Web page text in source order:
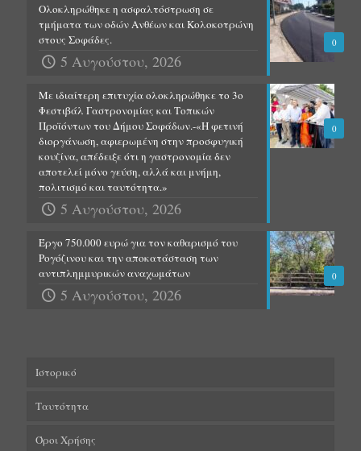
0
Ολοκληρώθηκε η ασφαλτόστρωση σε
τμήματα των οδών Ανθέων και Κολοκοτρώνη
στους Σοφάδες.
5 Αυγούστου, 2026
0
Με ιδιαίτερη επιτυχία ολοκληρώθηκε το 3ο
Φεστιβάλ Γαστρονομίας και Τοπικών
Προϊόντων του Δήμου Σοφάδων.-«Η φετινή
διοργάνωση, αφιερωμένη στην προσφυγική
κουζίνα, απέδειξε ότι η γαστρονομία δεν
αποτελεί μόνο γεύση, αλλά και μνήμη,
πολιτισμό και ταυτότητα.»
5 Αυγούστου, 2026
0
Έργο 750.000 ευρώ για τον καθαρισμό του
Ρογόζινου και την αποκατάσταση των
αντιπλημμυρικών αναχωμάτων
5 Αυγούστου, 2026
Ιστορικό
Ταυτότητα
Όροι Χρήσης